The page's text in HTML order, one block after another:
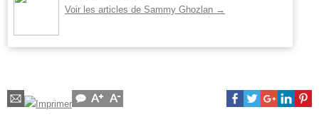
Voir les articles de Sammy Ghozlan →